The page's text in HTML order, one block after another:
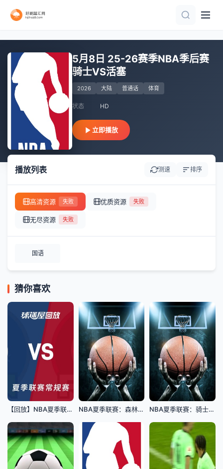
5月8日 25-26赛季NBA季后赛
骑士VS活塞
2026 大陆 普通话 体育
状态 HD
立即播放
播放列表 测速 排序
高清资源 失败 优质资源 失败
无尽资源 失败
国语
猜你喜欢
20260714
【回放】NBA夏季联赛 森林狼VS开拓者
更新至HD
NBA夏季联赛：森林狼VS开拓者20260714
更新至HD
NBA夏季联赛：骑士VS活塞20260713
正片
HD
HD
HD
HD
正片
20260713